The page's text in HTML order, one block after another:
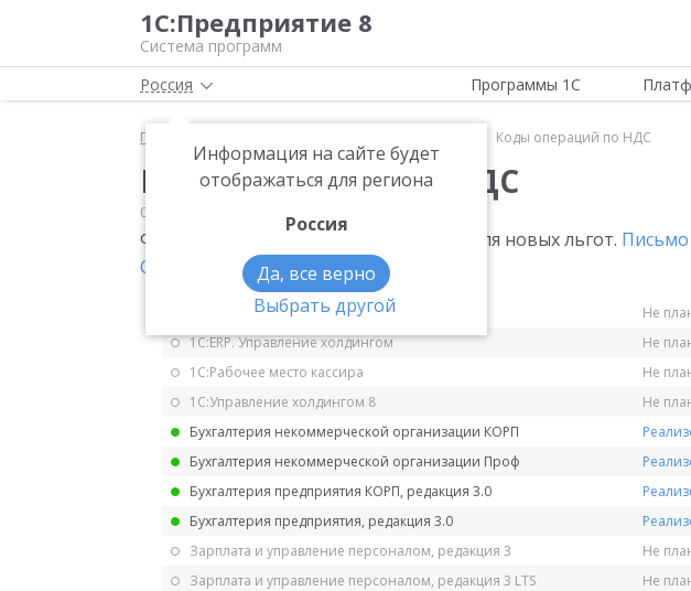
1С:Предприятие 8
Система программ
Россия
Информация на сайте будет
отображаться для региона
Россия
Да, все верно
Выбрать другой
Программы 1С
Главная Коды операций по НДС
Коды операций по НДС
08.11.2019
ФНС привела коды операций по НДС для новых льгот.
СД-4-3/22175@
1С:ERP Управление предприятием 2.5
Не
1С:ERP. Управление холдингом
Не
1С:Рабочее место кассира
Не
1С:Управление холдингом 8
Не
Бухгалтерия некоммерческой организации КОРП
Бухгалтерия некоммерческой организации Проф
Бухгалтерия предприятия КОРП, редакция 3.0
Бухгалтерия предприятия, редакция 3.0
Зарплата и управление персоналом, редакция 3
Не
Зарплата и управление персоналом, редакция 3 LTS
Не